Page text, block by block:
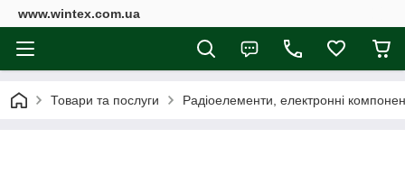
www.wintex.com.ua
Товари та послуги Радіоелементи, електронні